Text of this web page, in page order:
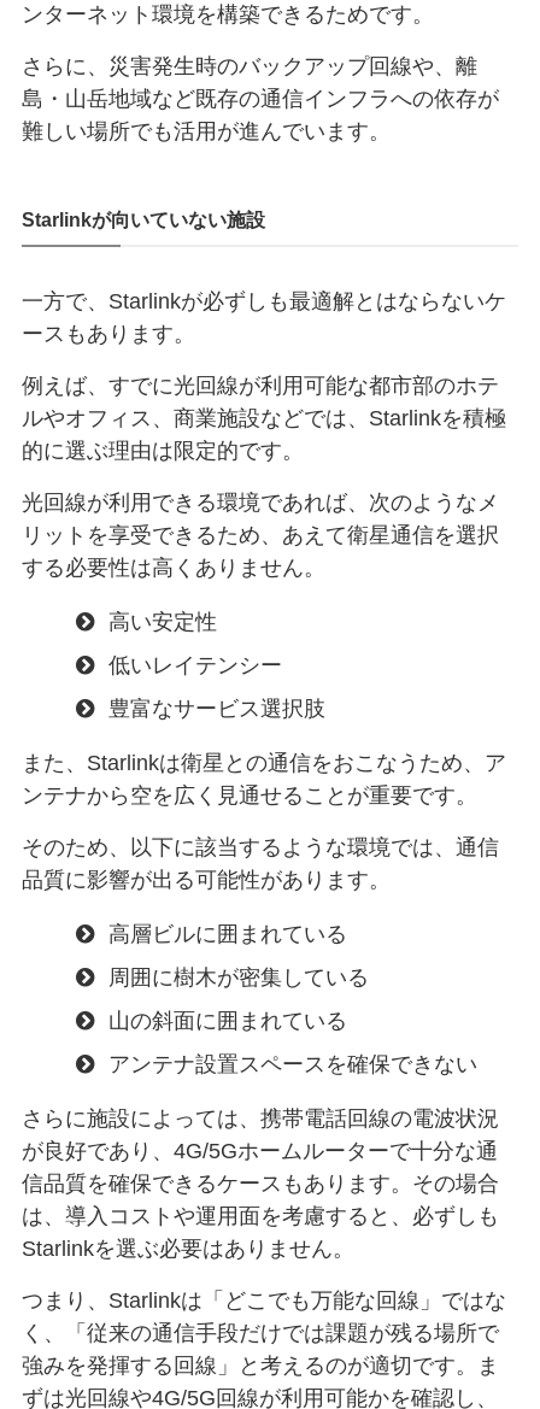
ンターネット環境を構築できるためです。
さらに、災害発生時のバックアップ回線や、離
島・山岳地域など既存の通信インフラへの依存が
難しい場所でも活用が進んでいます。
Starlinkが向いていない施設
一方で、Starlinkが必ずしも最適解とはならないケ
ースもあります。
例えば、すでに光回線が利用可能な都市部のホテ
ルやオフィス、商業施設などでは、Starlinkを積極
的に選ぶ理由は限定的です。
光回線が利用できる環境であれば、次のようなメ
リットを享受できるため、あえて衛星通信を選択
する必要性は高くありません。
高い安定性
低いレイテンシー
豊富なサービス選択肢
また、Starlinkは衛星との通信をおこなうため、ア
ンテナから空を広く見通せることが重要です。
そのため、以下に該当するような環境では、通信
品質に影響が出る可能性があります。
高層ビルに囲まれている
周囲に樹木が密集している
山の斜面に囲まれている
アンテナ設置スペースを確保できない
さらに施設によっては、携帯電話回線の電波状況
が良好であり、4G/5Gホームルーターで十分な通
信品質を確保できるケースもあります。その場合
は、導入コストや運用面を考慮すると、必ずしも
Starlinkを選ぶ必要はありません。
つまり、Starlinkは「どこでも万能な回線」ではな
く、「従来の通信手段だけでは課題が残る場所で
強みを発揮する回線」と考えるのが適切です。ま
ずは光回線や4G/5G回線が利用可能かを確認し、